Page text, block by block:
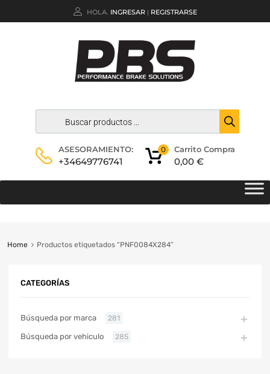
HOLA. INGRESAR | REGISTRARSE
ASESORAMIENTO:
+34649776741
Carrito Compra
0,00 €
0
Home Productos etiquetados “PNF0084X284”
CATEGORÍAS
Búsqueda por marca 281
Búsqueda por vehiculo 285